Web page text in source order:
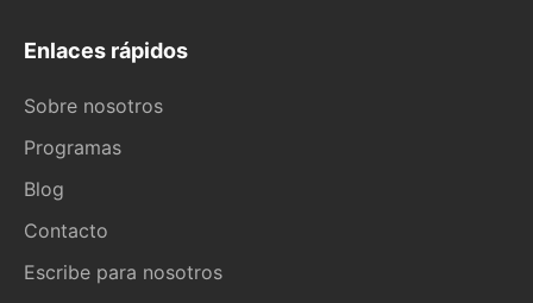
Enlaces rápidos
Sobre nosotros
Programas
Blog
Contacto
Escribe para nosotros